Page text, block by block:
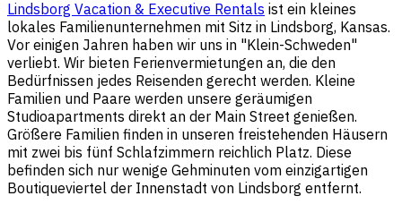
Lindsborg Vacation & Executive Rentals ist ein kleines
lokales Familienunternehmen mit Sitz in Lindsborg, Kansas.
Vor einigen Jahren haben wir uns in "Klein-Schweden"
verliebt. Wir bieten Ferienvermietungen an, die den
Bedürfnissen jedes Reisenden gerecht werden. Kleine
Familien und Paare werden unsere geräumigen
Studioapartments direkt an der Main Street genießen.
Größere Familien finden in unseren freistehenden Häusern
mit zwei bis fünf Schlafzimmern reichlich Platz. Diese
befinden sich nur wenige Gehminuten vom einzigartigen
Boutiqueviertel der Innenstadt von Lindsborg entfernt.